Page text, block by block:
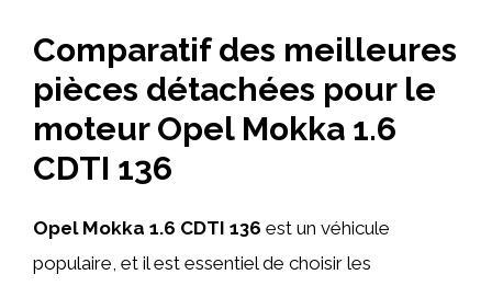
Comparatif des meilleures
pièces détachées pour le
moteur Opel Mokka 1.6
CDTI 136
Opel Mokka 1.6 CDTI 136 est un véhicule
populaire, et il est essentiel de choisir les